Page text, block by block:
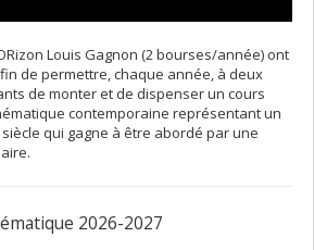
Louis Gagnon (2 bourses/année) ont
de permettre, chaque année, à deux
de monter et de dispenser un cours
contemporaine représentant un
siècle qui gagne à être abordé par une
2026-2027